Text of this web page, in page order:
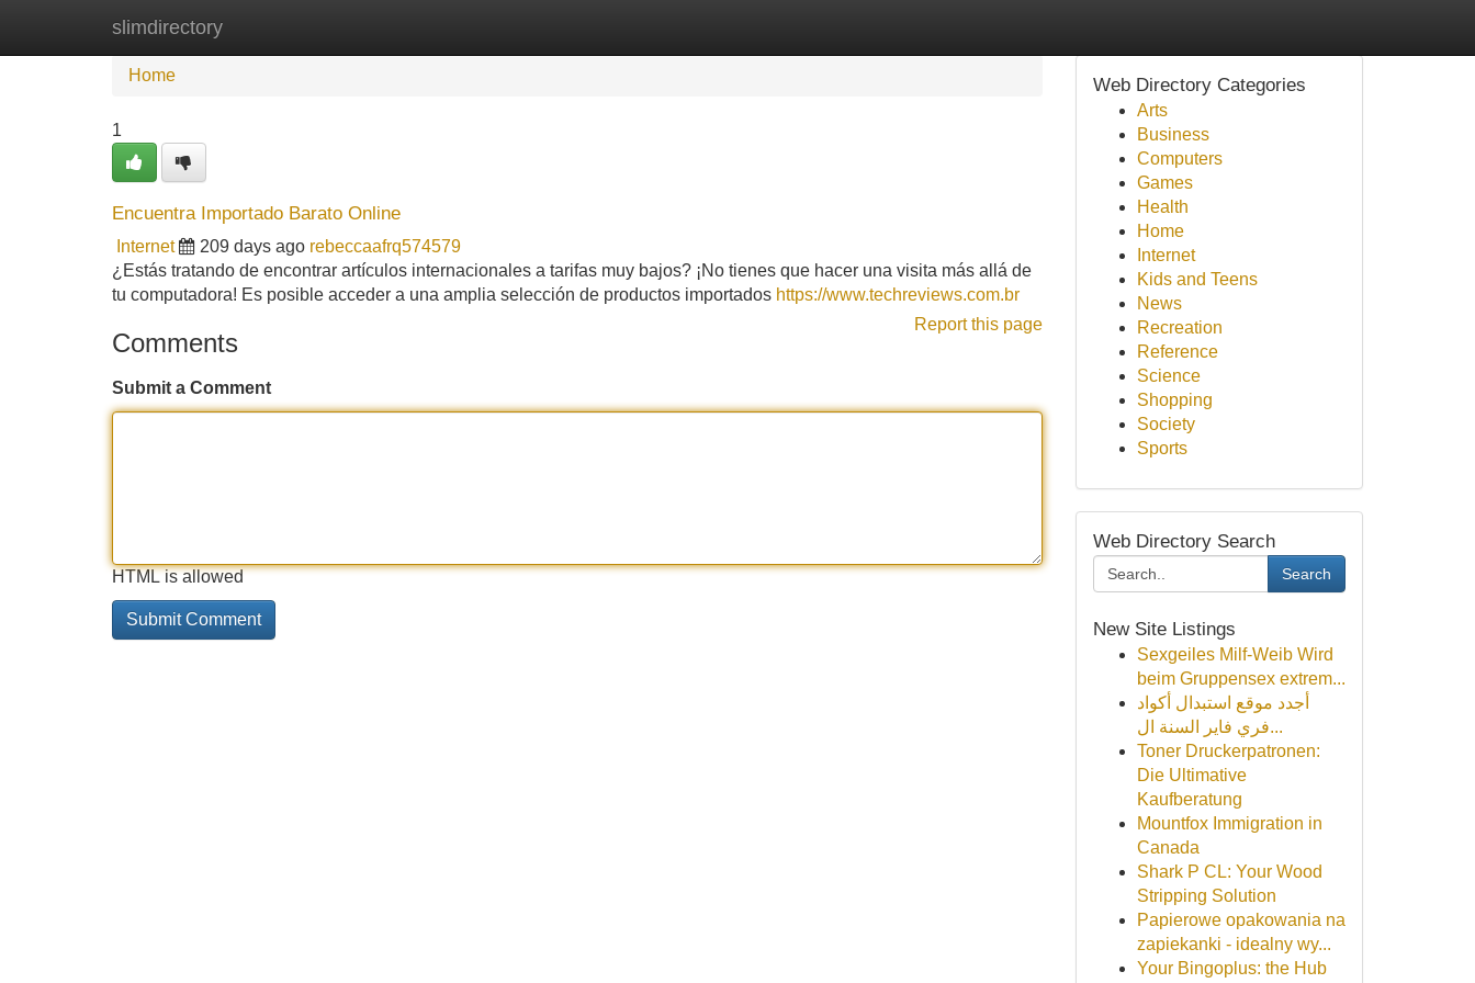
slimdirectory
Home
Home
1
Encuentra Importado Barato Online
Internet 209 days ago rebeccaafrq574579
¿Estás tratando de encontrar artículos internacionales a tarifas muy bajos? ¡No tienes que hacer una visita más allá de
tu computadora! Es posible acceder a una amplia selección de productos importados https://www.techreviews.com.br
Report this page
Comments
Submit a Comment
HTML is allowed
Web Directory Categories
Arts
Business
Computers
Games
Health
Home
Internet
Kids and Teens
News
Recreation
Reference
Science
Shopping
Society
Sports
Web Directory Search
Search
New Site Listings
Sexgeiles Milf-Weib Wird
beim Gruppensex extrem...
أجدد موقع استبدال أكواد
فري فاير السنة ال...
Toner Druckerpatronen:
Die Ultimative
Kaufberatung
Mountfox Immigration in
Canada
Shark P CL: Your Wood
Stripping Solution
Papierowe opakowania na
zapiekanki - idealny wy...
Your Bingoplus: the Hub